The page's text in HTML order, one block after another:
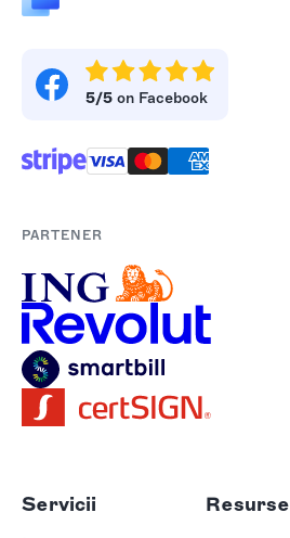
5/5 on Facebook
PARTENER
Servicii Resurse